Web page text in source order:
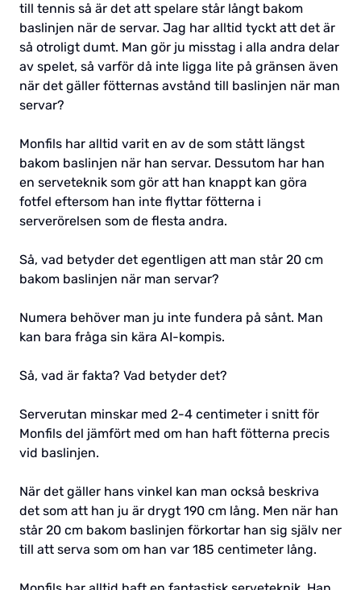
till tennis så är det att spelare står långt bakom
baslinjen när de servar. Jag har alltid tyckt att det är
så otroligt dumt. Man gör ju misstag i alla andra delar
av spelet, så varför då inte ligga lite på gränsen även
när det gäller fötternas avstånd till baslinjen när man
servar?
Monfils har alltid varit en av de som stått längst
bakom baslinjen när han servar. Dessutom har han
en serveteknik som gör att han knappt kan göra
fotfel eftersom han inte flyttar fötterna i
serverörelsen som de flesta andra.
Så, vad betyder det egentligen att man står 20 cm
bakom baslinjen när man servar?
Numera behöver man ju inte fundera på sånt. Man
kan bara fråga sin kära AI-kompis.
Så, vad är fakta? Vad betyder det?
Serverutan minskar med 2-4 centimeter i snitt för
Monfils del jämfört med om han haft fötterna precis
vid baslinjen.
När det gäller hans vinkel kan man också beskriva
det som att han ju är drygt 190 cm lång. Men när han
står 20 cm bakom baslinjen förkortar han sig själv ner
till att serva som om han var 185 centimeter lång.